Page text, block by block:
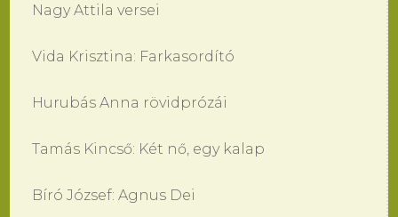
Nagy Attila versei
Vida Krisztina: Farkasordító
Hurubás Anna rövidprózái
Tamás Kincső: Két nő, egy kalap
Bíró József: Agnus Dei